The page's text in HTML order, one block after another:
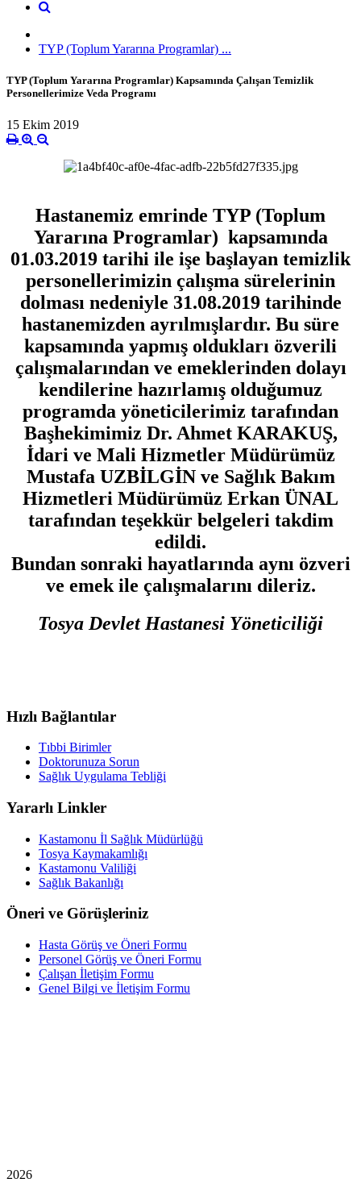
TYP (Toplum Yararına Programlar) ...
TYP (Toplum Yararına Programlar) Kapsamında Çalışan Temizlik
Personellerimize Veda Programı
15 Ekim 2019
Hastanemiz emrinde TYP (Toplum
Yararına Programlar) kapsamında
01.03.2019 tarihi ile işe başlayan temizlik
personellerimizin çalışma sürelerinin
dolması nedeniyle 31.08.2019 tarihinde
hastanemizden ayrılmışlardır. Bu süre
kapsamında yapmış oldukları özverili
çalışmalarından ve emeklerinden dolayı
kendilerine hazırlamış olduğumuz
programda yöneticilerimiz tarafından
Başhekimimiz Dr. Ahmet KARAKUŞ,
İdari ve Mali Hizmetler Müdürümüz
Mustafa UZBİLGİN ve Sağlık Bakım
Hizmetleri Müdürümüz Erkan ÜNAL
tarafından teşekkür belgeleri takdim
edildi.
Bundan sonraki hayatlarında aynı özveri
ve emek ile çalışmalarını dileriz.
Tosya Devlet Hastanesi Yöneticiliği
Hızlı Bağlantılar
Tıbbi Birimler
Doktorunuza Sorun
Sağlık Uygulama Tebliği
Yararlı Linkler
Kastamonu İl Sağlık Müdürlüğü
Tosya Kaymakamlığı
Kastamonu Valiliği
Sağlık Bakanlığı
Öneri ve Görüşleriniz
Hasta Görüş ve Öneri Formu
Personel Görüş ve Öneri Formu
Çalışan İletişim Formu
Genel Bilgi ve İletişim Formu
2026